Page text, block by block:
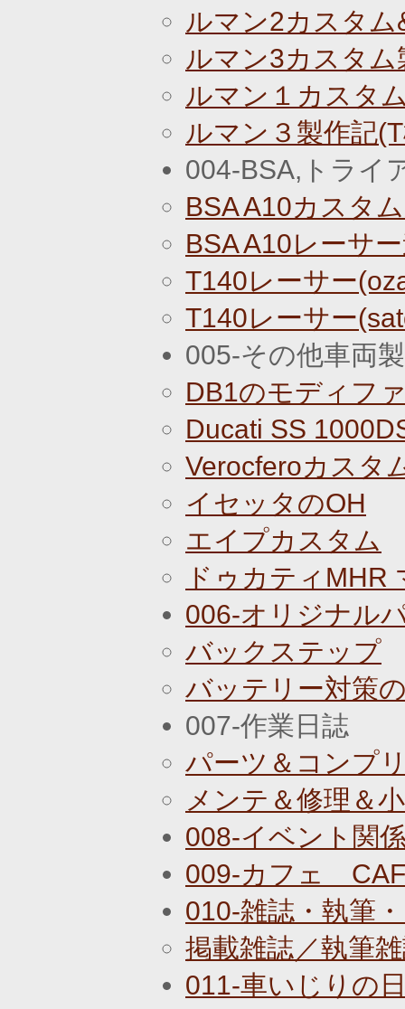
ルマン2カスタ
ルマン3カスタム
ルマン１カスタ
ルマン３製作記
004-BSA,トライ
BSA A10カスタ
BSA A10レーサ
T140レーサー
T140レーサー
005-その他車両
DB1のモディフ
Ducati SS
Verocferoカスタ
イセッタのOH
エイプカスタム
ドゥカティMHR
006-オリジナル
バックステップ
バッテリー対策
007-作業日誌
パーツ＆コンプ
メンテ＆修理＆
008-イベント関
009-カフェ
010-雑誌・執筆
掲載雑誌／執筆
011-車いじりの